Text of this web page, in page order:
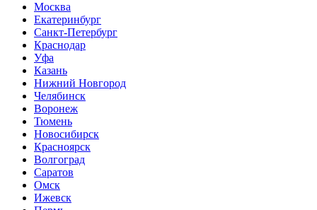
Москва
Екатеринбург
Санкт-Петербург
Краснодар
Уфа
Казань
Нижний Новгород
Челябинск
Воронеж
Тюмень
Новосибирск
Красноярск
Волгоград
Саратов
Омск
Ижевск